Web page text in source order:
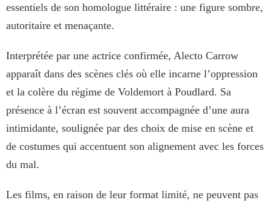
essentiels de son homologue littéraire : une figure sombre,
autoritaire et menaçante.
Interprétée par une actrice confirmée, Alecto Carrow
apparaît dans des scènes clés où elle incarne l’oppression
et la colère du régime de Voldemort à Poudlard. Sa
présence à l’écran est souvent accompagnée d’une aura
intimidante, soulignée par des choix de mise en scène et
de costumes qui accentuent son alignement avec les forces
du mal.
Les films, en raison de leur format limité, ne peuvent pas